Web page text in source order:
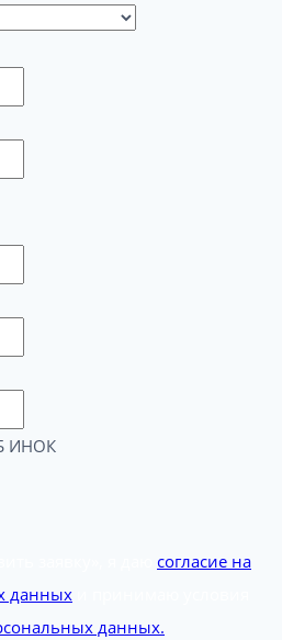
ИНОК
согласие на
данных
данных.